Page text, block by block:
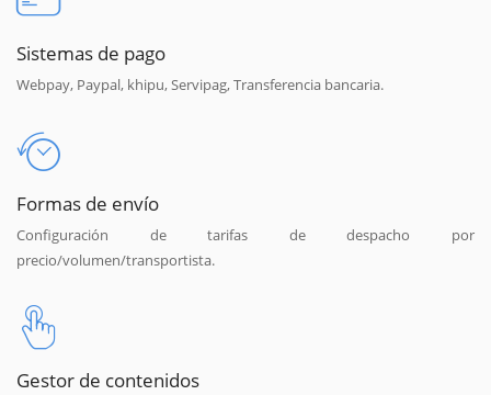
Sistemas de pago
Webpay, Paypal, khipu, Servipag, Transferencia bancaria.
Formas de envío
Configuración de tarifas de despacho por
precio/volumen/transportista.
Gestor de contenidos